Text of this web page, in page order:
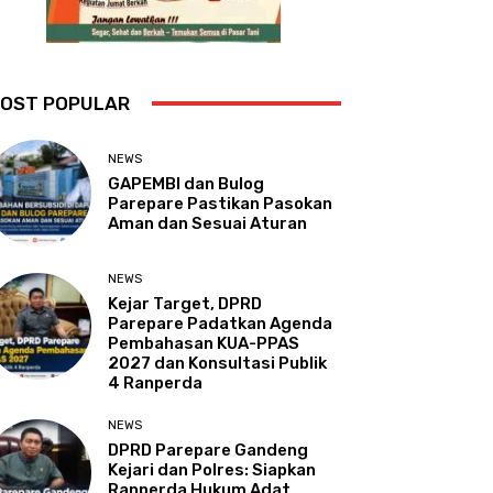
POPULAR
NEWS
GAPEMBI dan Bulog
Parepare Pastikan Pasokan
Aman dan Sesuai Aturan
NEWS
Kejar Target, DPRD
Parepare Padatkan Agenda
Pembahasan KUA-PPAS
2027 dan Konsultasi Publik
4 Ranperda
NEWS
DPRD Parepare Gandeng
Kejari dan Polres: Siapkan